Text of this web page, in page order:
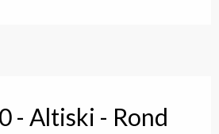
- Altiski - Rond